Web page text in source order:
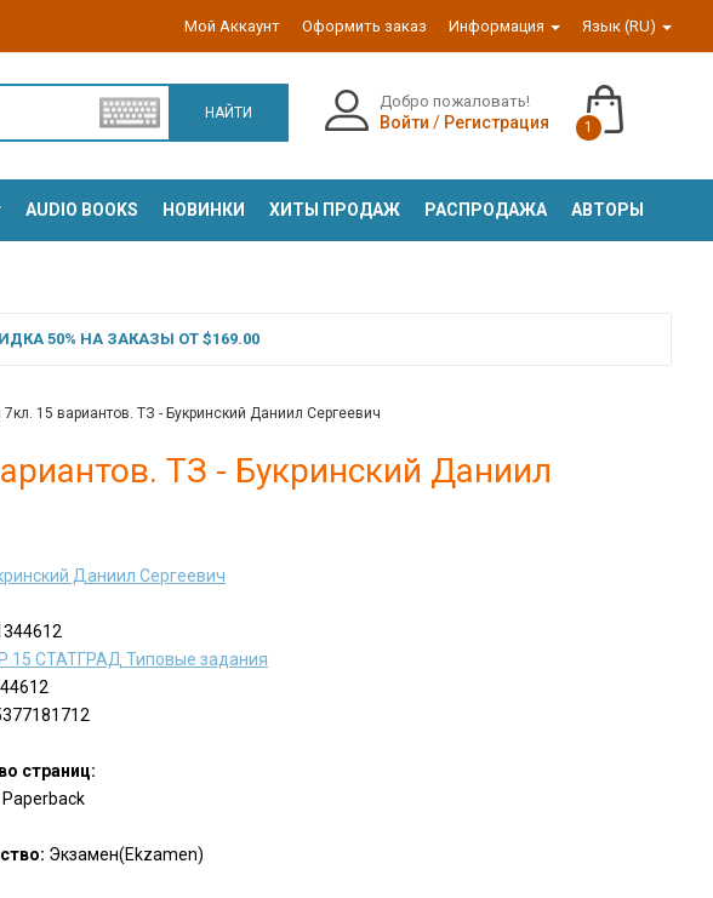
Мой Аккаунт Оформить заказ Информация Язык (RU)
НАЙТИ
Добро пожаловать!
Войти / Регистрация 1
AUDIO BOOKS НОВИНКИ ХИТЫ ПРОДАЖ РАСПРОДАЖА АВТОРЫ
50% НА ЗАКАЗЫ ОТ $169.00
15 вариантов. ТЗ - Букринский Даниил Сергеевич
ТЗ - Букринский Даниил
Даниил Сергеевич
15 СТАТГРАД Типовые задания
страниц:
Paperback
Экзамен(Ekzamen)